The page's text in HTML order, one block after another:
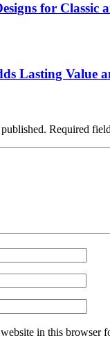
for Classic
Lasting Value
Required
in this browser